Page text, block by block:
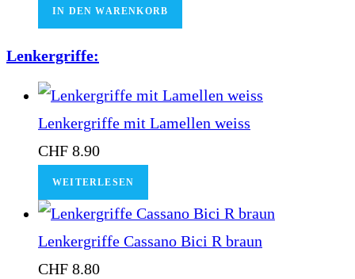
IN DEN WARENKORB
Lenkergriffe:
Lenkergriffe mit Lamellen weiss
CHF 8.90
WEITERLESEN
Lenkergriffe Cassano Bici R braun
CHF 8.80